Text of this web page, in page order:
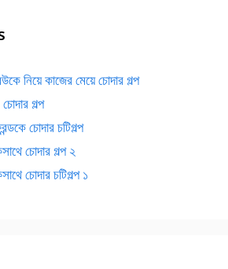
কাজের মেয়ে চোদার গল্প
গল্প
চোদার চটিগল্প
চোদার গল্প ২
চোদার চটিগল্প ১